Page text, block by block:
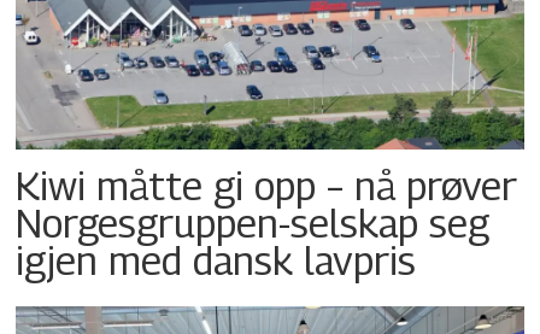
Kiwi måtte gi opp – nå prøver
Norgesgruppen-selskap seg
igjen med dansk lavpris